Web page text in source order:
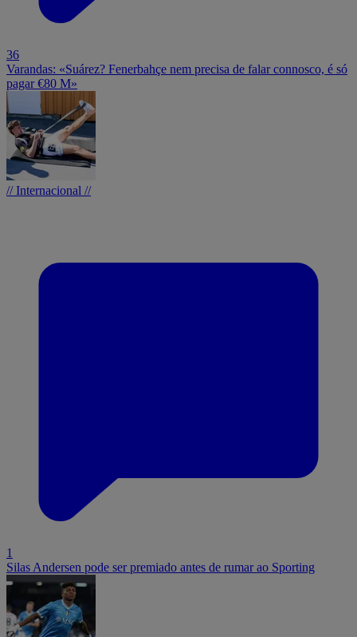
36
Varandas: «Suárez? Fenerbahçe nem precisa de falar connosco, é só
pagar €80 M»
// Internacional //
1
Silas Andersen pode ser premiado antes de rumar ao Sporting